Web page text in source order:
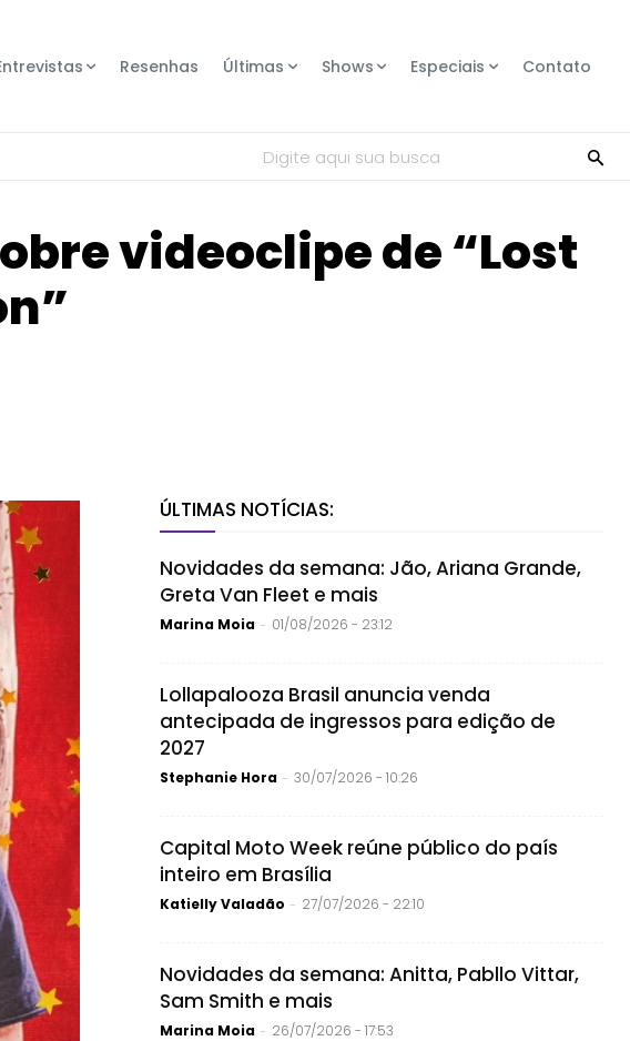
Resenhas Últimas Shows Especiais Contato
Digite aqui sua busca
videoclipe de “Lost
ÚLTIMAS NOTÍCIAS:
Novidades da semana: Jão, Ariana Grande,
Greta Van Fleet e mais
Marina Moia - 01/08/2026 - 23:12
Lollapalooza Brasil anuncia venda
antecipada de ingressos para edição de
2027
Stephanie Hora - 30/07/2026 - 10:26
Capital Moto Week reúne público do país
inteiro em Brasília
Katielly Valadão - 27/07/2026 - 22:10
Novidades da semana: Anitta, Pabllo Vittar,
Sam Smith e mais
Marina Moia - 26/07/2026 - 17:53